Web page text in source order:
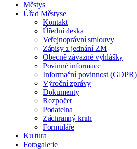
Městys
Úřad Městyse
Kontakt
Úřední deska
Veřejnoprávní smlouvy
Zápisy z jednání ZM
Obecně závazné vyhlášky
Povinné informace
Informační povinnost (GDPR)
Výroční zprávy
Dokumenty
Rozpočet
Podatelna
Záchranný kruh
Formuláře
Kultura
Fotogalerie